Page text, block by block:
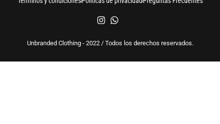
Unbranded Clothing - 2022 / Todos los derechos reservados.